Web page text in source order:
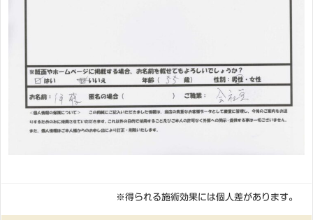
※得られる施術効果には個人差があります。